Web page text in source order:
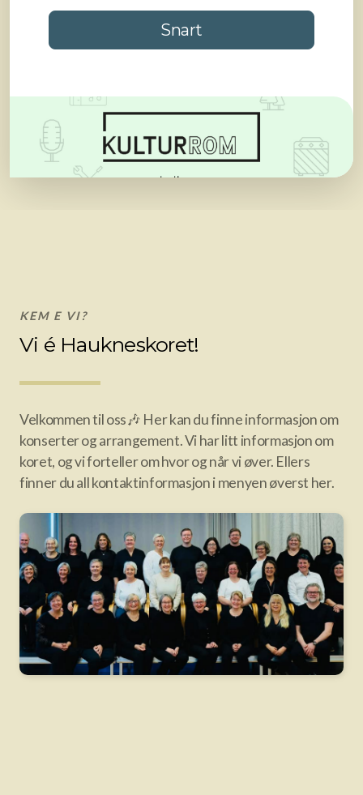
Snart
KEM E VI?
Vi é Haukneskoret!
Velkommen til oss🎶 Her kan du finne informasjon om
konserter og arrangement. Vi har litt informasjon om
koret, og vi forteller om hvor og når vi øver. Ellers
finner du all kontaktinformasjon i menyen øverst her.